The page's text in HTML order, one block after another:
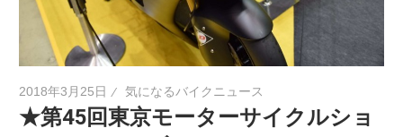
2018年3月25日 気になるバイクニュース
★第45回東京モーターサイクルショ